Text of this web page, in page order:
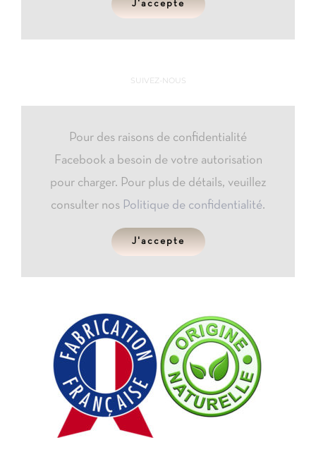
J'accepte
SUIVEZ-NOUS
Pour des raisons de confidentialité
Facebook a besoin de votre autorisation
pour charger. Pour plus de détails, veuillez
consulter nos Politique de confidentialité.
J'accepte